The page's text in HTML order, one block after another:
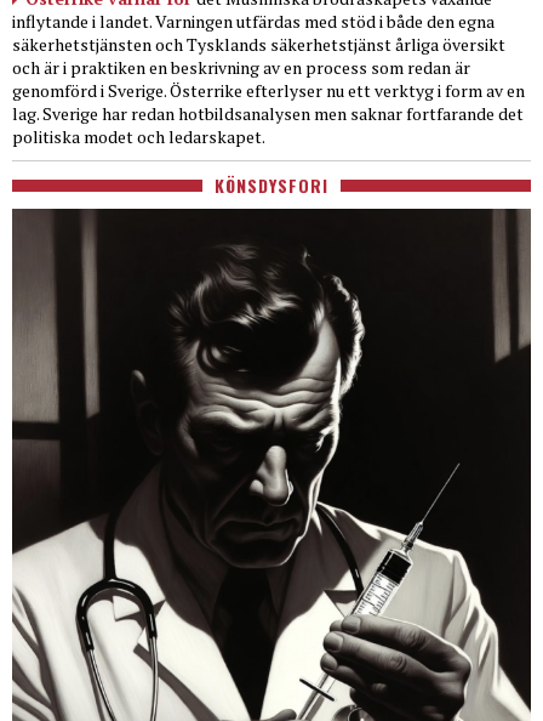
inflytande i landet. Varningen utfärdas med stöd i både den egna
säkerhetstjänsten och Tysklands säkerhetstjänst årliga översikt
och är i praktiken en beskrivning av en process som redan är
genomförd i Sverige. Österrike efterlyser nu ett verktyg i form av en
lag. Sverige har redan hotbildsanalysen men saknar fortfarande det
politiska modet och ledarskapet.
KÖNSDYSFORI